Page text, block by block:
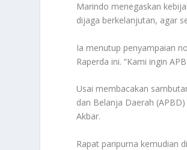
Marindo menegaskan
dijaga berkelanjutan, agar
Ia menutup penyampaian
Raperda ini. “Kami ingin
Usai membacakan
dan Belanja Daerah
Akbar.
Rapat paripurna kemudian